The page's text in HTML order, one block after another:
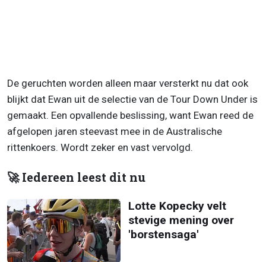
De geruchten worden alleen maar versterkt nu dat ook
blijkt dat Ewan uit de selectie van de Tour Down Under is
gemaakt. Een opvallende beslissing, want Ewan reed de
afgelopen jaren steevast mee in de Australische
rittenkoers. Wordt zeker en vast vervolgd.
🚀 Iedereen leest dit nu
Lotte Kopecky velt
stevige mening over
'borstensaga'